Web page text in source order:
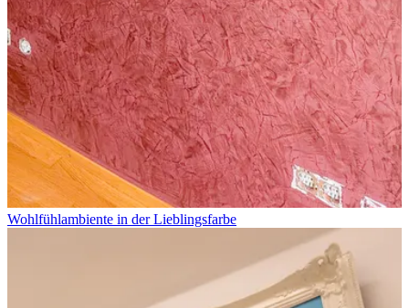
Wohlfühlambiente in der Lieblingsfarbe